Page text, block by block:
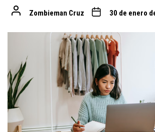
Zombieman Cruz 30 de enero